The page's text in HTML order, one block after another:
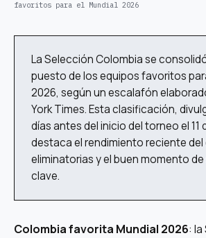
favoritos para el Mundial 2026
La Selección Colombia se
puesto de los equipos favoritos
2026, según un escalafón
York Times. Esta clasificación,
días antes del inicio del torneo el 11
destaca el rendimiento reciente del
eliminatorias y el buen momento
clave.
Colombia favorita Mundial 2026: